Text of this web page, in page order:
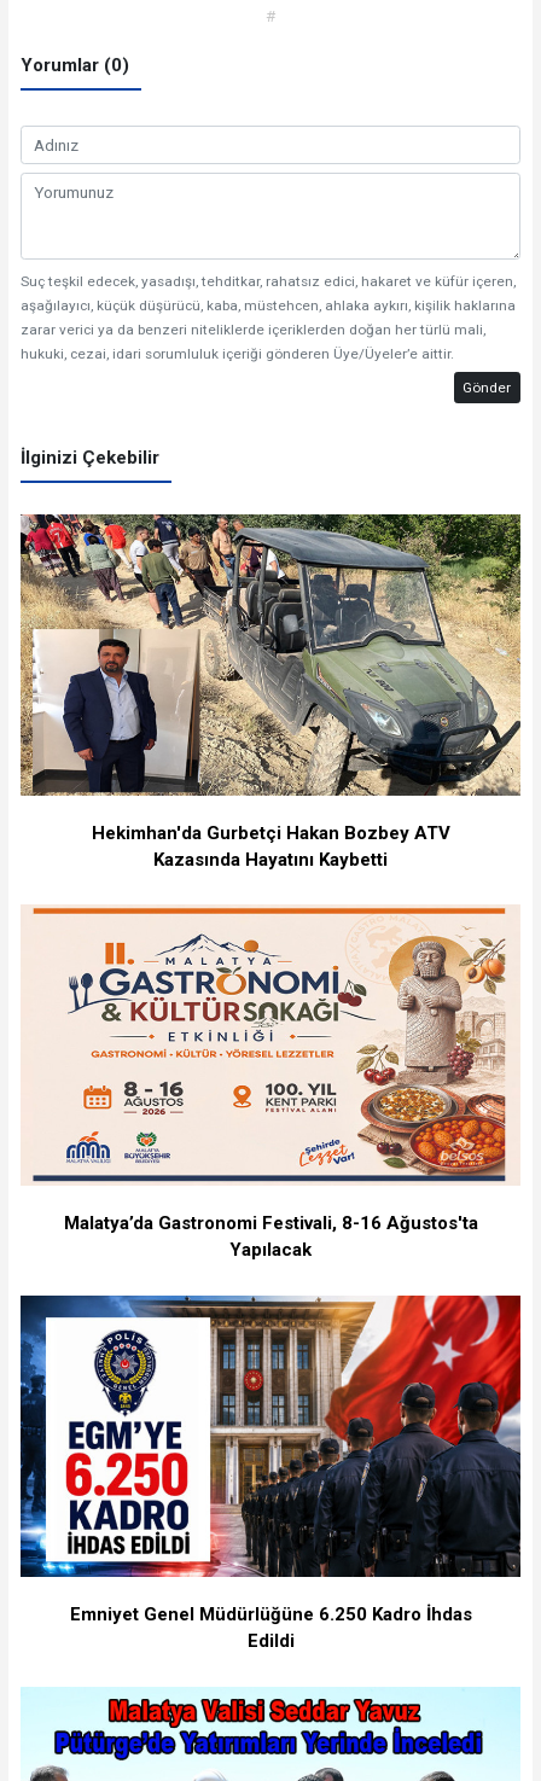
#
Yorumlar (0)
Suç teşkil edecek, yasadışı, tehditkar, rahatsız edici, hakaret ve küfür içeren,
aşağılayıcı, küçük düşürücü, kaba, müstehcen, ahlaka aykırı, kişilik haklarına
zarar verici ya da benzeri niteliklerde içeriklerden doğan her türlü mali,
hukuki, cezai, idari sorumluluk içeriği gönderen Üye/Üyeler’e aittir.
Gönder
İlginizi Çekebilir
Hekimhan'da Gurbetçi Hakan Bozbey ATV
Kazasında Hayatını Kaybetti
Malatya’da Gastronomi Festivali, 8-16 Ağustos'ta
Yapılacak
Emniyet Genel Müdürlüğüne 6.250 Kadro İhdas
Edildi